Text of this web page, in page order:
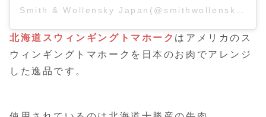
北海道スウィンギングトマホーク はアメリカのス
ウィンギングトマホークを日本のお肉でアレンジ
した逸品です。